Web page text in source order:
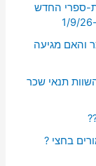
ספרי החדש
והאם מגיעה
תנאי שכר
בחצי ?